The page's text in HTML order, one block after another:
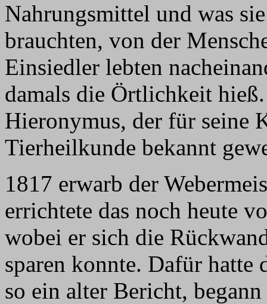
Nahrungsmittel und was
brauchten, von der
Einsiedler lebten
damals die Örtlichkeit
Hieronymus, der für seine
Tierheilkunde bekannt
1817 erwarb der
errichtete das noch heute
wobei er sich die
sparen konnte. Dafür
so ein alter Bericht,